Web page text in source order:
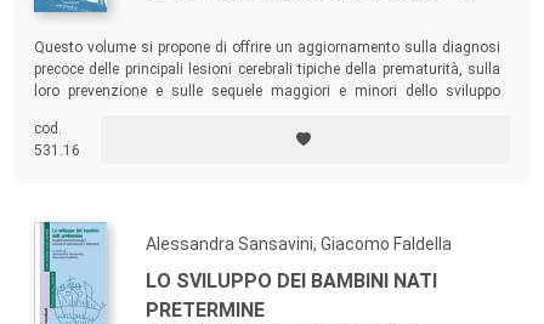
Questo volume si propone di offrire un aggiornamento sulla diagnosi
precoce delle principali lesioni cerebrali tipiche della prematurità, sulla
loro prevenzione e sulle sequele maggiori e minori dello sviluppo
cod.
531.16
Alessandra Sansavini, Giacomo Faldella
LO SVILUPPO DEI BAMBINI NATI
PRETERMINE